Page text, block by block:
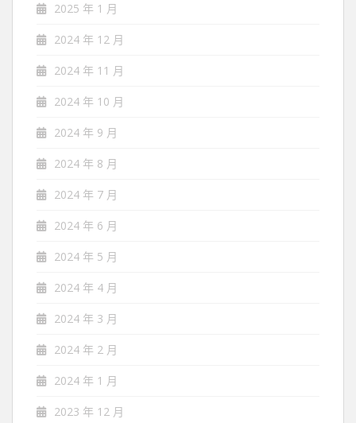
2025 年 1 月
2024 年 12 月
2024 年 11 月
2024 年 10 月
2024 年 9 月
2024 年 8 月
2024 年 7 月
2024 年 6 月
2024 年 5 月
2024 年 4 月
2024 年 3 月
2024 年 2 月
2024 年 1 月
2023 年 12 月